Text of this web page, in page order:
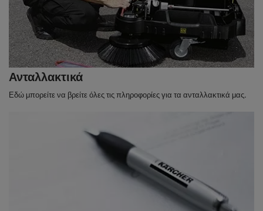
Ανταλλακτικά
Εδώ μπορείτε να βρείτε όλες τις πληροφορίες για τα ανταλλακτικά μας.